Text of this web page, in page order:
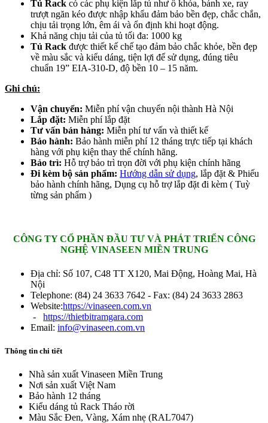
Tủ Rack có các phụ kiện lắp tủ như ổ khóa, bánh xe, ray
trượt ngăn kéo được nhập khẩu đảm bảo bền đẹp, chắc chắn,
chịu tải trọng lớn, êm ái và ổn định khi hoạt động.
Khả năng chịu tải của tủ tối đa: 1000 kg
Tủ Rack được thiết kế chế tạo đảm bảo chắc khỏe, bền đẹp
về màu sắc và kiểu dáng, tiện lợi để sử dụng, đúng tiêu
chuẩn 19” EIA-310-D, độ bền 10 – 15 năm.
Ghi chú:
Vận chuyển: Miễn phí vận chuyển nội thành Hà Nội
Lắp đặt:Miễn phí lắp đặt
Tư vấn bán hàng: Miễn phí tư vấn và thiết kế
Bảo hành: Bảo hành miễn phí 12 tháng trực tiếp tại khách
hàng với phụ kiện thay thế chính hãng.
Bảo trì: Hỗ trợ bảo trì trọn đời với phụ kiện chính hãng
Đi kèm bộ sản phẩm: Hướng dẫn sử dụng, lắp đặt & Phiếu
bảo hành chính hãng, Dụng cụ hỗ trợ lắp đặt đi kèm ( Tuỳ
từng sản phẩm )
CÔNG TY CỔ PHẦN ĐẦU TƯ VÀ PHÁT TRIỂN CÔNG
NGHỆ VINASEEN MIỀN TRUNG
Địa chỉ: Số 107, C48 TT X120, Mai Động, Hoàng Mai, Hà
Nội
Telephone: (84) 24 3633 7642 - Fax: (84) 24 3633 2863
Website:https://vinaseen.com.vn
-https://thietbitramgara.com
Email:info@vinaseen.com.vn
Thông tin chi tiết
Nhà sản xuất Vinaseen Miền Trung
Nơi sản xuất Việt Nam
Bảo hành 12 tháng
Kiểu dáng tủ Rack Tháo rời
Màu Sắc Đen, Vàng, Xám nhẹ (RAL7047)